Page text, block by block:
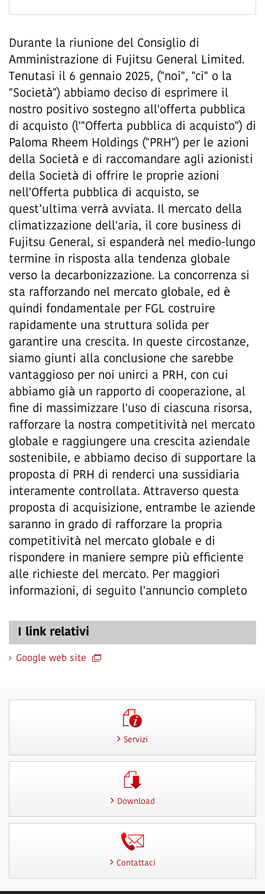
Durante la riunione del Consiglio di
Amministrazione di Fujitsu General Limited.
Tenutasi il 6 gennaio 2025, ("noi", "ci" o la
"Società") abbiamo deciso di esprimere il
nostro positivo sostegno all'offerta pubblica
di acquisto (l'"Offerta pubblica di acquisto") di
Paloma Rheem Holdings ("PRH") per le azioni
della Società e di raccomandare agli azionisti
della Società di offrire le proprie azioni
nell'Offerta pubblica di acquisto, se
quest’ultima verrà avviata. Il mercato della
climatizzazione dell'aria, il core business di
Fujitsu General, si espanderà nel medio-lungo
termine in risposta alla tendenza globale
verso la decarbonizzazione. La concorrenza si
sta rafforzando nel mercato globale, ed è
quindi fondamentale per FGL costruire
rapidamente una struttura solida per
garantire una crescita. In queste circostanze,
siamo giunti alla conclusione che sarebbe
vantaggioso per noi unirci a PRH, con cui
abbiamo già un rapporto di cooperazione, al
fine di massimizzare l'uso di ciascuna risorsa,
rafforzare la nostra competitività nel mercato
globale e raggiungere una crescita aziendale
sostenibile, e abbiamo deciso di supportare la
proposta di PRH di renderci una sussidiaria
interamente controllata. Attraverso questa
proposta di acquisizione, entrambe le aziende
saranno in grado di rafforzare la propria
competitività nel mercato globale e di
rispondere in maniere sempre più efficiente
alle richieste del mercato. Per maggiori
informazioni, di seguito l'annuncio completo
I link relativi
Google web site
Servizi
Download
Contattaci